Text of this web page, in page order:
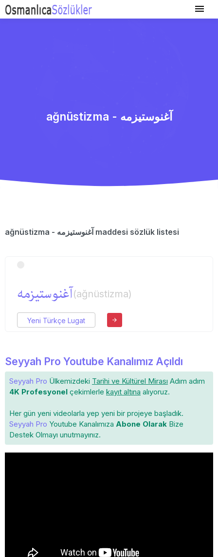
ağnüstizma - آغنوستیزمه
ağnüstizma - آغنوستیزمه maddesi sözlük listesi
آغنوستیزمه(ağnüstizma)
Yeni Türkçe Lugat
Seyyah Pro Youtube Kanalımız Açıldı
Seyyah Pro Ülkemizdeki Tarihi ve Kültürel Mirası Adım adım
4K Profesyonel çekimlerle kayıt altına alıyoruz.
Her gün yeni videolarla yep yeni bir projeye başladık.
Seyyah Pro Youtube Kanalımıza Abone Olarak Bize
Destek Olmayı unutmayınız.